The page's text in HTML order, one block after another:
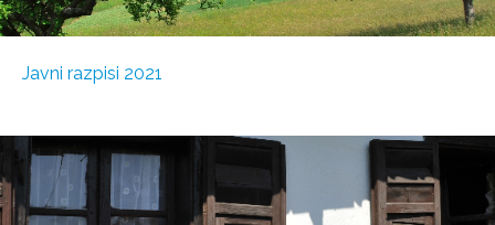
Javni razpisi 2021